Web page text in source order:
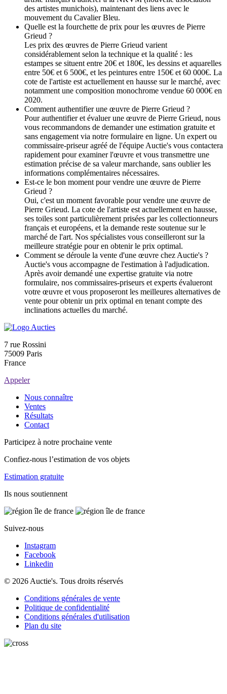
des artistes munichois), maintenant des liens avec le
mouvement du Cavalier Bleu.
Quelle est la fourchette de prix pour les œuvres de Pierre
Grieud ?
Les prix des œuvres de Pierre Grieud varient
considérablement selon la technique et la qualité : les
estampes se situent entre 20€ et 180€, les dessins et aquarelles
entre 50€ et 6 500€, et les peintures entre 150€ et 60 000€. La
cote de l'artiste est actuellement en hausse sur le marché, avec
notamment une composition monochrome vendue 60 000€ en
2020.
Comment authentifier une œuvre de Pierre Grieud ?
Pour authentifier et évaluer une œuvre de Pierre Grieud, nous
vous recommandons de demander une estimation gratuite et
sans engagement via notre formulaire en ligne. Un expert ou
commissaire-priseur agréé de l'équipe Auctie's vous contactera
rapidement pour examiner l'œuvre et vous transmettre une
estimation précise de sa valeur marchande, sans oublier les
informations complémentaires nécessaires.
Est-ce le bon moment pour vendre une œuvre de Pierre
Grieud ?
Oui, c'est un moment favorable pour vendre une œuvre de
Pierre Grieud. La cote de l'artiste est actuellement en hausse,
ses toiles sont particulièrement prisées par les collectionneurs
français et européens, et la demande reste soutenue sur le
marché de l'art. Nos spécialistes vous conseilleront sur la
meilleure stratégie pour en obtenir le prix optimal.
Comment se déroule la vente d'une œuvre chez Auctie's ?
Auctie's vous accompagne de l'estimation à l'adjudication.
Après avoir demandé une expertise gratuite via notre
formulaire, nos commissaires-priseurs et experts évalueront
votre œuvre et vous proposeront les meilleures alternatives de
vente pour obtenir un prix optimal en tenant compte des
inclinations actuelles du marché.
7 rue Rossini
75009 Paris
France
Appeler
Nous connaître
Ventes
Résultats
Contact
Participez à notre prochaine vente
Confiez-nous l’estimation de vos objets
Estimation gratuite
Ils nous soutiennent
Suivez-nous
Instagram
Facebook
Linkedin
© 2026 Auctie's. Tous droits réservés
Conditions générales de vente
Politique de confidentialité
Conditions générales d'utilisation
Plan du site